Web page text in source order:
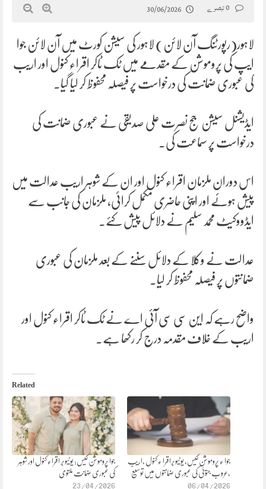
30/06/2026
لاہور(رپورٹنگ آن لائن) لاہور کی سیشن کورٹ میں آن لائن جوا
ایپ کی پروموشن کے مقدمے میں ٹک ٹاکر اقراء کنول اور اریب
کی عبوری ضمانت کی درخواست پر فیصلہ محفوظ کر لیا گیا۔
ایڈیشنل سیشن جج نصرت علی صدیقی نے عبوری ضمانت کی
درخواست پر سماعت کی۔
اس دوران ملزمان اقراء کنول اور ان کے شوہر اریب عدالت میں
پیش ہوئے اور اپنی حاضری مکمل کرائی، ملزمان کی جانب سے
ایڈووکیٹ محمد سلیم نے دلائل پیش کئے۔
عدالت نے وکلا کے دلائل سننے کے بعد ملزمان کی عبوری
ضمانتوں پر فیصلہ محفوظ کر لیا۔
واضح رہے کہ این سی سی آئی اے نے ٹک ٹاکر اقراء کنول اور
اریب کے خلاف مقدمہ درج کر رکھا ہے۔
Related
جوا پروموشن کیس: یوٹیوبر اقراء کنول اور شوہر
کی عبوری ضمانت ملتوی
23/04/2026
جوا ء پروموشن کیس، یوٹیوبراقرا ء کنول ،اریب
،عروب جتوئی کی عبوری ضمانتوں میں توسیع
06/04/2026